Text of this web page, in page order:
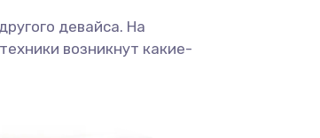
девайса. На
возникнут какие-